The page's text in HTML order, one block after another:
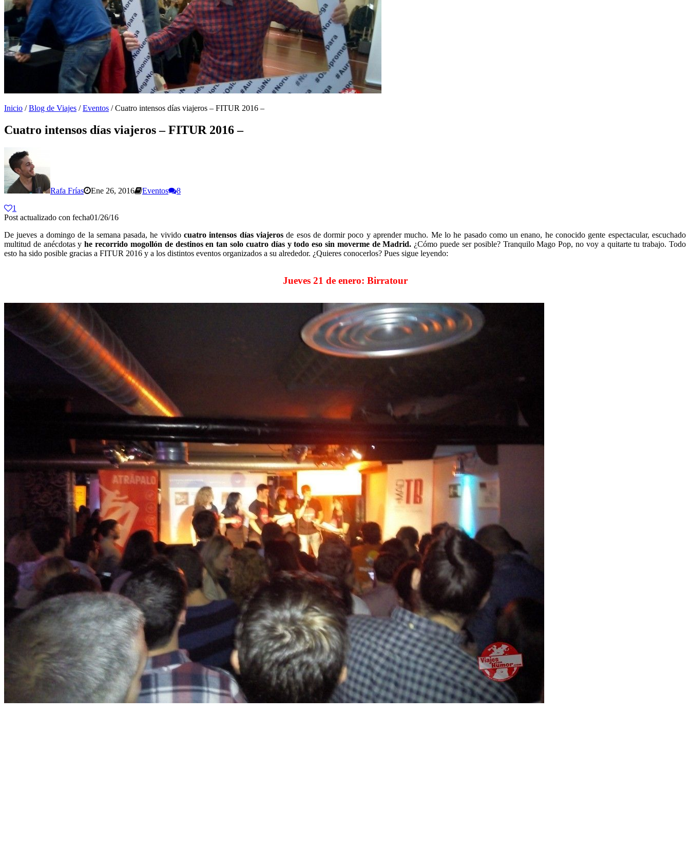
Inicio /Blog de Viajes /Eventos /Cuatro intensos días viajeros – FITUR 2016 –
Cuatro intensos días viajeros – FITUR 2016 –
Rafa Frías Ene 26, 2016 Eventos
8
1
Post actualizado con fecha01/26/16
De jueves a domingo de la semana pasada, he vividocuatro intensos días viajerosde esos de dormir poco y aprender mucho. Me lo he pasado como un enano, he conocido gente espectacular, escuchado
multitud de anécdotas yhe recorrido mogollón de destinos en tan solo cuatro días y todo eso sin moverme de Madrid. ¿Cómo puede ser posible? Tranquilo Mago Pop, no voy a quitarte tu trabajo. Todo
esto ha sido posible gracias a FITUR 2016 y a los distintos eventos organizados a su alrededor. ¿Quieres conocerlos? Pues sigue leyendo:
Jueves 21 de enero: Birratour